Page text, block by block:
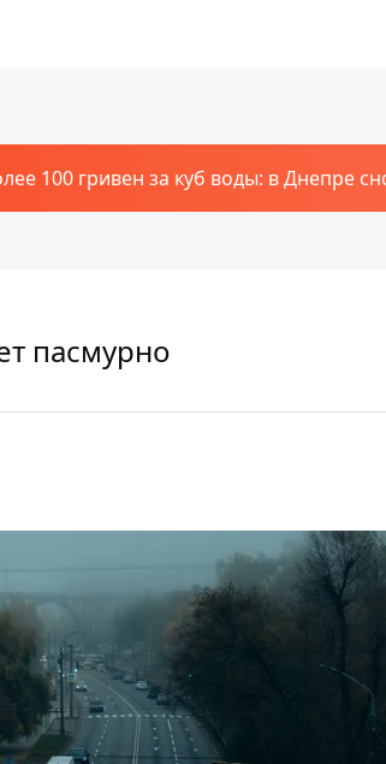
100 гривен за куб воды: в Днепре
пасмурно